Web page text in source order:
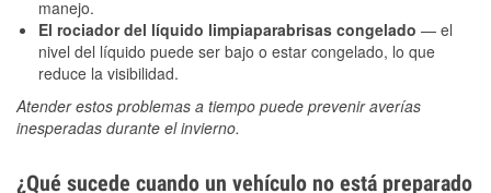
manejo.
El rociador del líquido limpiaparabrisas congelado — el
nivel del líquido puede ser bajo o estar congelado, lo que
reduce la visibilidad.
Atender estos problemas a tiempo puede prevenir averías
inesperadas durante el invierno.
¿Qué sucede cuando un vehículo no está preparado